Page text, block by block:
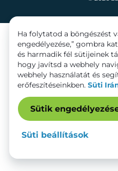
Ha folytatod a böngészést
engedélyezése,” gombra
és harmadik fél sütijeinek
hogy javítsd a webhely
webhely használatát és
erőfeszítéseinkben. Süti
Sütik
Süti beállítások